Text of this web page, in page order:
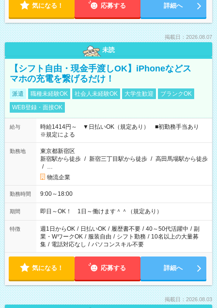
気になる！ 応募する 詳細へ
掲載日：2026.08.07
未読
【シフト自由・現金手渡しOK】iPhoneなどス
マホの充電を繋げるだけ！
派遣 職種未経験OK 社会人未経験OK 大学生歓迎
ブランクOK
WEB登録・面接OK
給与
時給1414円～ ▼日払いOK（規定あり） ■初勤務手当あり
※規定による
勤務地
東京都新宿区
新宿駅から徒歩 / 新宿三丁目駅から徒歩 / 高田馬場駅から徒歩
/ …
物流企業
勤務時間 9:00～18:00
期間 即日～OK！ 1日～働けます＾＾（規定あり）
特徴 週1日からOK / 日払いOK / 履歴書不要 / 40～50代活躍中 / 副
業・WワークOK / 服装自由 / シフト勤務 / 10名以上の大量募
集 / 電話対応なし / パソコンスキル不要
気になる！ 応募する 詳細へ
掲載日：2026.08.03